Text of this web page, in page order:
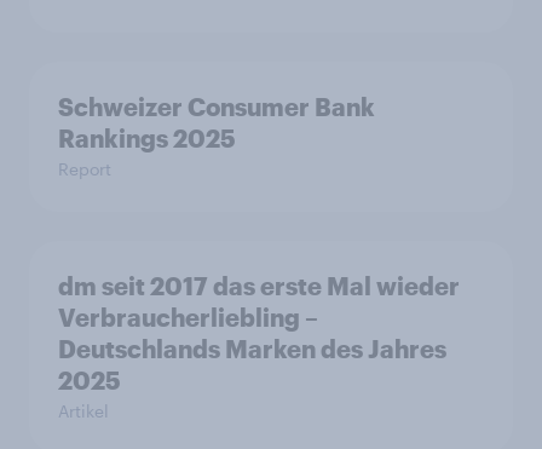
Schweizer Consumer Bank
Rankings 2025
Report
dm seit 2017 das erste Mal wieder
Verbraucherliebling –
Deutschlands Marken des Jahres
2025
Artikel